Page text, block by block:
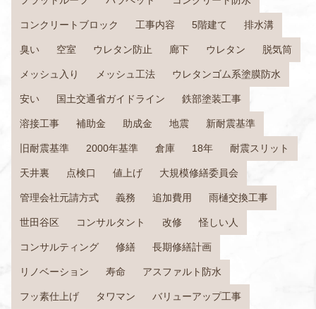
コンクリートブロック 工事内容 5階建て 排水溝
臭い 空室 ウレタン防止 廊下 ウレタン 脱気筒
メッシュ入り メッシュ工法 ウレタンゴム系塗膜防水
安い 国土交通省ガイドライン 鉄部塗装工事
溶接工事 補助金 助成金 地震 新耐震基準
旧耐震基準 2000年基準 倉庫 18年 耐震スリット
天井裏 点検口 値上げ 大規模修繕委員会
管理会社元請方式 義務 追加費用 雨樋交換工事
世田谷区 コンサルタント 改修 怪しい人
コンサルティング 修繕 長期修繕計画
リノベーション 寿命 アスファルト防水
フッ素仕上げ タワマン バリューアップ工事